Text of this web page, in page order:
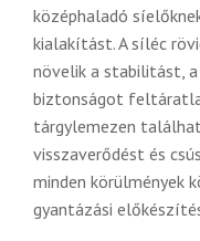
középhaladó
kialakítást. A síléc
növelik a stabilitást,
biztonságot
tárgylemezen
visszaverődést és
minden körülmények
gyantázási